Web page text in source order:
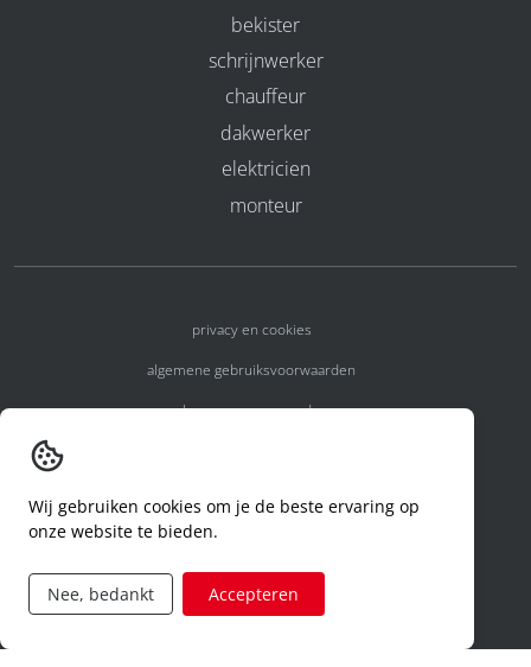
bekister
schrijnwerker
chauffeur
dakwerker
elektricien
monteur
privacy en cookies
algemene gebruiksvoorwaarden
algemene voorwaarden
code of conduct
aanvraag rechten ivm privacy
Wij gebruiken cookies om je de beste ervaring op
onze website te bieden.
Nee, bedankt Accepteren